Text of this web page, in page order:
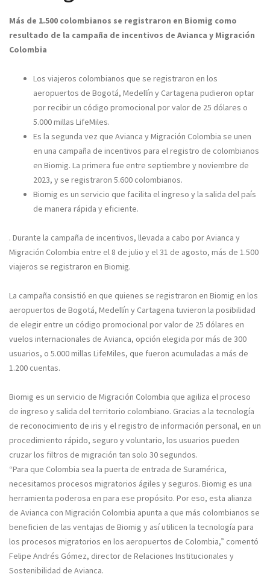
Más de 1.500 colombianos se registraron en Biomig como
resultado de la campaña de incentivos de Avianca y Migración
Colombia
Los viajeros colombianos que se registraron en los
aeropuertos de Bogotá, Medellín y Cartagena pudieron optar
por recibir un código promocional por valor de 25 dólares o
5.000 millas LifeMiles.
Es la segunda vez que Avianca y Migración Colombia se unen
en una campaña de incentivos para el registro de colombianos
en Biomig. La primera fue entre septiembre y noviembre de
2023, y se registraron 5.600 colombianos.
Biomig es un servicio que facilita el ingreso y la salida del país
de manera rápida y eficiente.
. Durante la campaña de incentivos, llevada a cabo por Avianca y
Migración Colombia entre el 8 de julio y el 31 de agosto, más de 1.500
viajeros se registraron en Biomig.
La campaña consistió en que quienes se registraron en Biomig en los
aeropuertos de Bogotá, Medellín y Cartagena tuvieron la posibilidad
de elegir entre un código promocional por valor de 25 dólares en
vuelos internacionales de Avianca, opción elegida por más de 300
usuarios, o 5.000 millas LifeMiles, que fueron acumuladas a más de
1.200 cuentas.
Biomig es un servicio de Migración Colombia que agiliza el proceso
de ingreso y salida del territorio colombiano. Gracias a la tecnología
de reconocimiento de iris y el registro de información personal, en un
procedimiento rápido, seguro y voluntario, los usuarios pueden
cruzar los filtros de migración tan solo 30 segundos.
“Para que Colombia sea la puerta de entrada de Suramérica,
necesitamos procesos migratorios ágiles y seguros. Biomig es una
herramienta poderosa en para ese propósito. Por eso, esta alianza
de Avianca con Migración Colombia apunta a que más colombianos se
beneficien de las ventajas de Biomig y así utilicen la tecnología para
los procesos migratorios en los aeropuertos de Colombia,” comentó
Felipe Andrés Gómez, director de Relaciones Institucionales y
Sostenibilidad de Avianca.